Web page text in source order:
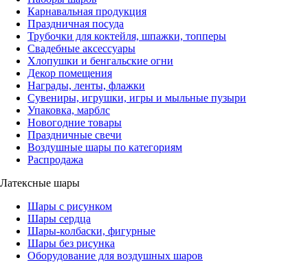
Карнавальная продукция
Праздничная посуда
Трубочки для коктейля, шпажки, топперы
Свадебные аксессуары
Хлопушки и бенгальские огни
Декор помещения
Награды, ленты, флажки
Сувениры, игрушки, игры и мыльные пузыри
Упаковка, марблс
Новогодние товары
Праздничные свечи
Воздушные шары по категориям
Распродажа
Латексные шары
Шары с рисунком
Шары сердца
Шары-колбаски, фигурные
Шары без рисунка
Оборудование для воздушных шаров